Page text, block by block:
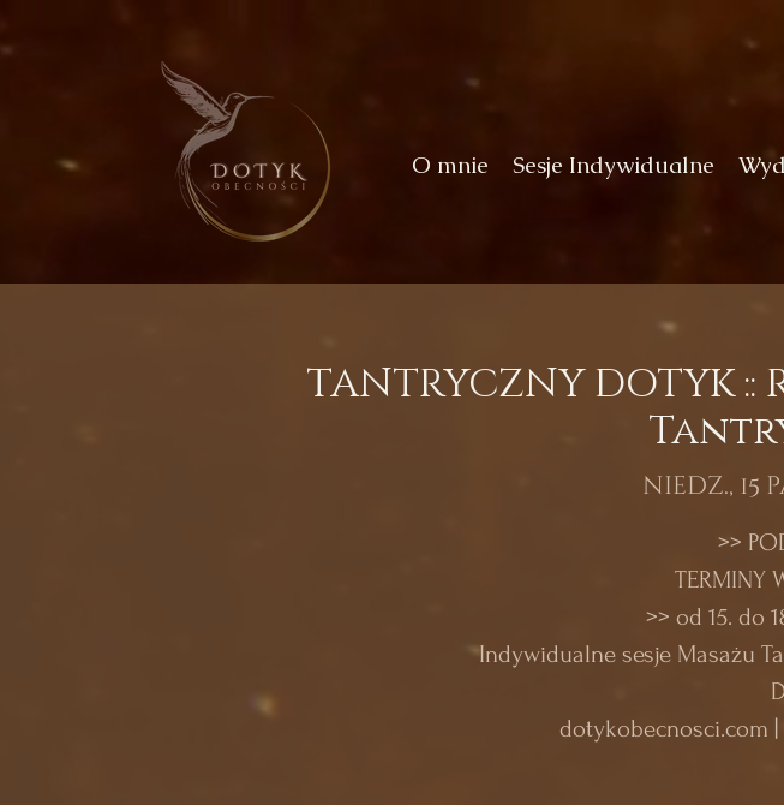
O mnie Sesje Indywidualne
TANTRYCZNY DOTYK
niedz., 15
>>
TERMINY
>> od 15. do
Indywidualne sesje Masażu
dotykobecnosci.com